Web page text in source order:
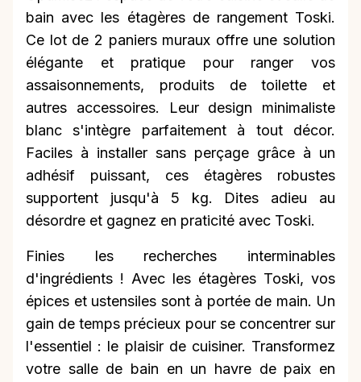
bain avec les étagères de rangement Toski.
Ce lot de 2 paniers muraux offre une solution
élégante et pratique pour ranger vos
assaisonnements, produits de toilette et
autres accessoires. Leur design minimaliste
blanc s'intègre parfaitement à tout décor.
Faciles à installer sans perçage grâce à un
adhésif puissant, ces étagères robustes
supportent jusqu'à 5 kg. Dites adieu au
désordre et gagnez en praticité avec Toski.
Finies les recherches interminables
d'ingrédients ! Avec les étagères Toski, vos
épices et ustensiles sont à portée de main. Un
gain de temps précieux pour se concentrer sur
l'essentiel : le plaisir de cuisiner. Transformez
votre salle de bain en un havre de paix en